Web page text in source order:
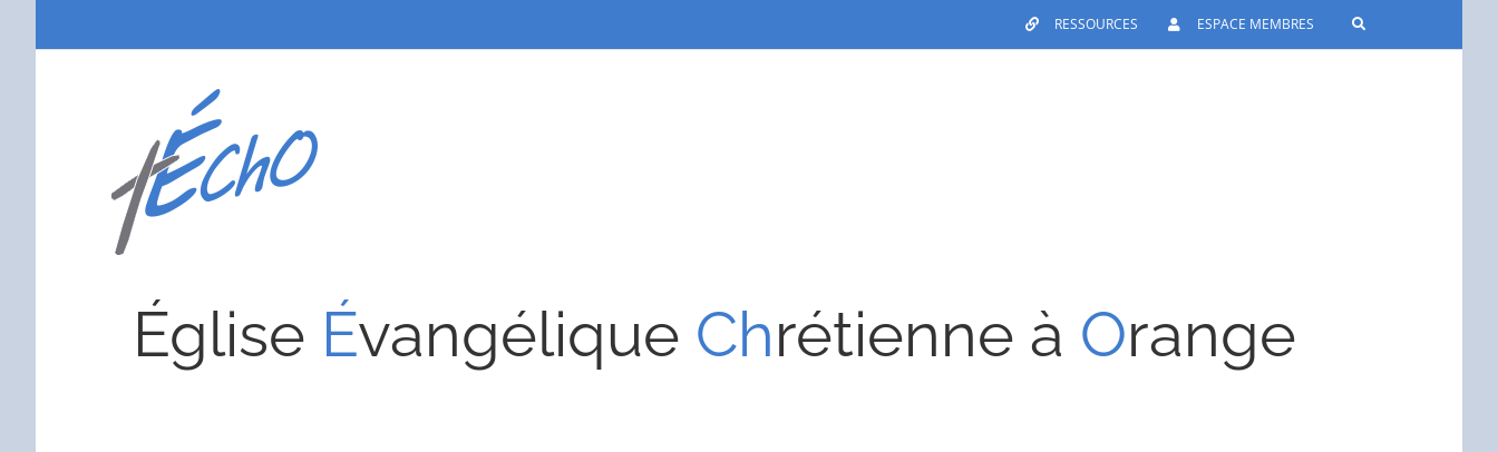
RESSOURCES ESPACE MEMBRES
Église Évangélique Chrétienne à Orange